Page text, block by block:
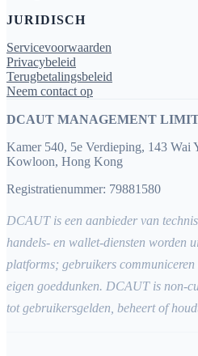
JURIDISCH
Servicevoorwaarden
Privacybeleid
Terugbetalingsbeleid
Neem contact op
DCAUT MANAGEMENT
Kamer 540, 5e Verdieping, 143 Wai
Kowloon, Hong Kong
Registratienummer: 79881580
DCAUT is een aanbieder van
handels- en wallet-diensten worden
platforms; gebruikers
eigen goeddunken. DCAUT is non-
tot gebruikersgelden, beheert of